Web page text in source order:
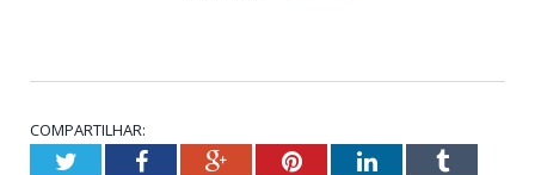
COMPARTILHAR:
TwitterFacebookGoogle+PinterestLinkedInTumblr